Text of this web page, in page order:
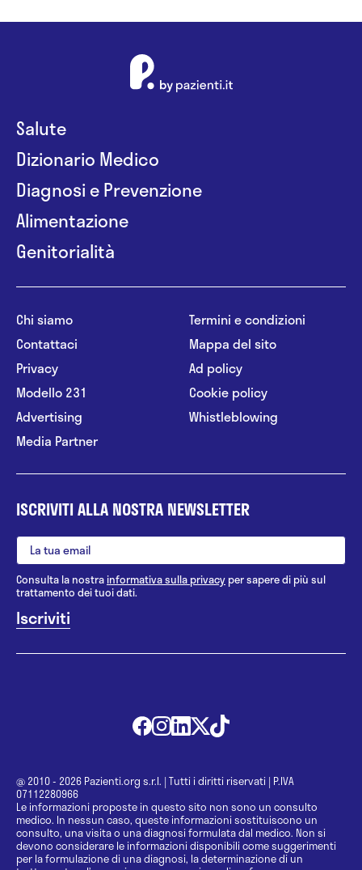
Salute
Dizionario Medico
Diagnosi e Prevenzione
Alimentazione
Genitorialità
Chi siamo
Contattaci
Privacy
Modello 231
Advertising
Media Partner
Termini e condizioni
Mappa del sito
Ad policy
Cookie policy
Whistleblowing
ISCRIVITI ALLA NOSTRA NEWSLETTER
Consulta la nostrainformativa sulla privacy per sapere di più sul
trattamento dei tuoi dati.
@ 2010 - 2026 Pazienti.org s.r.l. | Tutti i diritti riservati | P.IVA
07112280966
Le informazioni proposte in questo sito non sono un consulto
medico. In nessun caso, queste informazioni sostituiscono un
consulto, una visita o una diagnosi formulata dal medico. Non si
devono considerare le informazioni disponibili come suggerimenti
per la formulazione di una diagnosi, la determinazione di un